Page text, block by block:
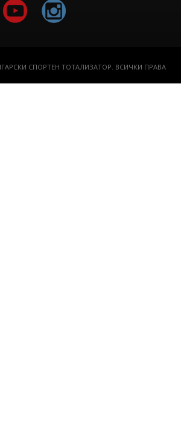
СПОРТЕН ТОТАЛИЗАТОР. ВСИЧКИ ПРАВА